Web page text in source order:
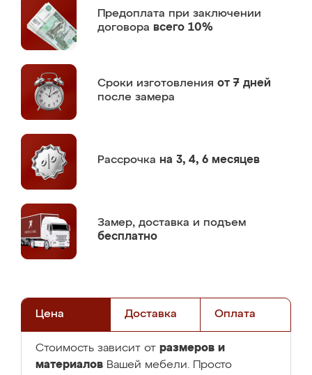
Предоплата при заключении
договора всего 10%
Сроки изготовления от 7 дней
после замера
Рассрочка на 3, 4, 6 месяцев
Замер, доставка и подъем
бесплатно
Цена Доставка Оплата
Стоимость зависит от размеров и
материалов Вашей мебели. Просто